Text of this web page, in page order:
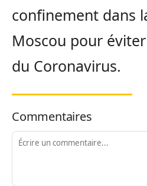
confinement dans
Moscou pour
du Coronavirus.
Commentaires